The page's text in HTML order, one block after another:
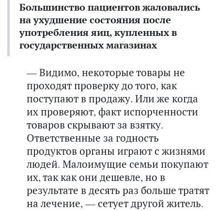
Большинство пациентов жаловались
на ухудшение состояния после
употребления яиц, купленных в
государственных магазинах
— Видимо, некоторые товары не
проходят проверку до того, как
поступают в продажу. Или же когда
их проверяют, факт испорченности
товаров скрывают за взятку.
Ответственные за годность
продуктов органы играют с жизнями
людей. Малоимущие семьи покупают
их, так как они дешевле, но в
результате в десять раз больше тратят
на лечение, — сетует другой житель.